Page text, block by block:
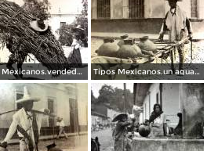
Tipos Mexicanos.vendedor de lena. Tipos Mexicanos.un aguador.